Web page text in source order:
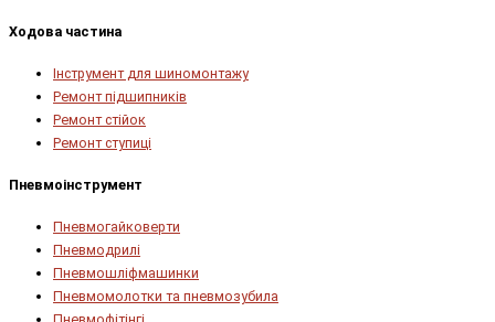
Ходова частина
Інструмент для шиномонтажу
Ремонт підшипників
Ремонт стійок
Ремонт ступиці
Пневмоінструмент
Пневмогайковерти
Пневмодрилі
Пневмошліфмашинки
Пневмомолотки та пневмозубила